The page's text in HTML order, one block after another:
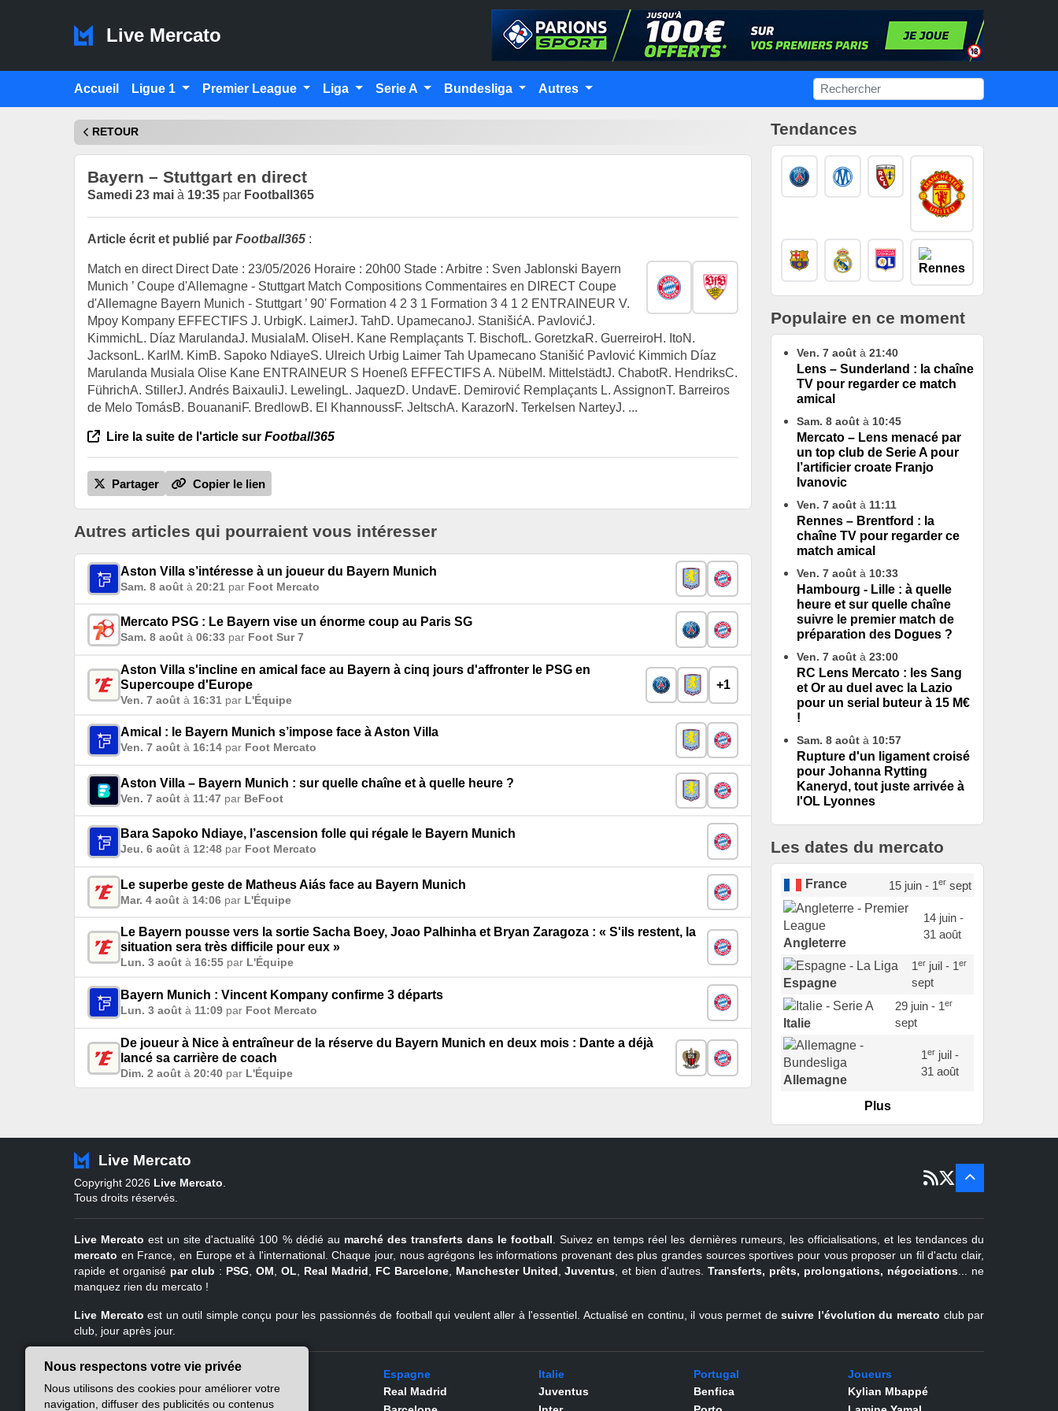
Live Mercato
Accueil Ligue 1 Premier League Liga Serie A Bundesliga Autres
RETOUR
Bayern – Stuttgart en direct
Samedi 23 mai à 19:35 par Football365
Article écrit et publié par Football365 :
Match en direct Direct Date : 23/05/2026 Horaire : 20h00 Stade : Arbitre : Sven Jablonski Bayern
Munich ’ Coupe d'Allemagne - Stuttgart Match Compositions Commentaires en DIRECT Coupe
d'Allemagne Bayern Munich - Stuttgart ’ 90' Formation 4 2 3 1 Formation 3 4 1 2 ENTRAINEUR V.
Mpoy Kompany EFFECTIFS J. UrbigK. LaimerJ. TahD. UpamecanoJ. StanišićA. PavlovićJ.
KimmichL. Díaz MarulandaJ. MusialaM. OliseH. Kane Remplaçants T. BischofL. GoretzkaR. GuerreiroH. ItoN.
JacksonL. KarlM. KimB. Sapoko NdiayeS. Ulreich Urbig Laimer Tah Upamecano Stanišić Pavlović Kimmich Díaz
Marulanda Musiala Olise Kane ENTRAINEUR S Hoeneß EFFECTIFS A. NübelM. MittelstädtJ. ChabotR. HendriksC.
FührichA. StillerJ. Andrés BaixauliJ. LewelingL. JaquezD. UndavE. Demirović Remplaçants L. AssignonT. Barreiros
de Melo TomásB. BouananiF. BredlowB. El KhannoussF. JeltschA. KarazorN. Terkelsen NarteyJ. ...
Lire la suite de l'article sur Football365
Partager Copier le lien
Autres articles qui pourraient vous intéresser
Aston Villa s’intéresse à un joueur du Bayern Munich
Sam. 8 août à 20:21 par Foot Mercato
Mercato PSG : Le Bayern vise un énorme coup au Paris SG
Sam. 8 août à 06:33 par Foot Sur 7
Aston Villa s'incline en amical face au Bayern à cinq jours d'affronter le PSG en
Supercoupe d'Europe
Ven. 7 août à 16:31 par L'Équipe
+1
Amical : le Bayern Munich s’impose face à Aston Villa
Ven. 7 août à 16:14 par Foot Mercato
Aston Villa – Bayern Munich : sur quelle chaîne et à quelle heure ?
Ven. 7 août à 11:47 par BeFoot
Bara Sapoko Ndiaye, l’ascension folle qui régale le Bayern Munich
Jeu. 6 août à 12:48 par Foot Mercato
Le superbe geste de Matheus Aiás face au Bayern Munich
Mar. 4 août à 14:06 par L'Équipe
Le Bayern pousse vers la sortie Sacha Boey, Joao Palhinha et Bryan Zaragoza : « S'ils restent, la
situation sera très difficile pour eux »
Lun. 3 août à 16:55 par L'Équipe
Bayern Munich : Vincent Kompany confirme 3 départs
Lun. 3 août à 11:09 par Foot Mercato
De joueur à Nice à entraîneur de la réserve du Bayern Munich en deux mois : Dante a déjà
lancé sa carrière de coach
Dim. 2 août à 20:40 par L'Équipe
Tendances
Populaire en ce moment
Ven. 7 août à 21:40
Lens – Sunderland : la chaîne
TV pour regarder ce match
amical
Sam. 8 août à 10:45
Mercato – Lens menacé par
un top club de Serie A pour
l’artificier croate Franjo
Ivanovic
Ven. 7 août à 11:11
Rennes – Brentford : la
chaîne TV pour regarder ce
match amical
Ven. 7 août à 10:33
Hambourg - Lille : à quelle
heure et sur quelle chaîne
suivre le premier match de
préparation des Dogues ?
Ven. 7 août à 23:00
RC Lens Mercato : les Sang
et Or au duel avec la Lazio
pour un serial buteur à 15 M€
!
Sam. 8 août à 10:57
Rupture d'un ligament croisé
pour Johanna Rytting
Kaneryd, tout juste arrivée à
l'OL Lyonnes
Les dates du mercato
France 15 juin - 1ersept
Angleterre
14 juin -
31 août
Espagne
1erjuil - 1er
sept
Italie
29 juin - 1er
sept
Allemagne
1erjuil -
31 août
Portugal
15 sept
sept
Turquie
sept
Belgique
er
juil -
31 août
Plus
Live Mercato
Copyright 2026 Live Mercato
Tous droits réservés.
Live Mercato est un site d'actualité 100 % dédié au marché des transferts dans le football . Suivez en temps réel les dernières rumeurs, les officialisations, et les tendances du
mercato en France, en Europe et à l'international. Chaque jour, nous agrégons les informations provenant des plus grandes sources sportives pour vous proposer un fil d'actu clair,
rapide et organisé par club : PSG OM OL Real Madrid FC Barcelone, Manchester United ,Juventus , et bien d'autres.Transferts, prêts, prolongations, négociations ... ne
manquez rien du mercato !
Live Mercato est un outil simple conçu pour les passionnés de football qui veulent aller à l'essentiel. Actualisé en continu, il vous permet desuivre l’évolution du mercato club par
club, jour après jour.
Live Mercato
A propos
Ligue 1
PSG
Espagne
Real Madrid
Italie
Juventus
Portugal
Benfica
Joueurs
Kylian Mbappé
Nous respectons votre vie privée
Nous utilisons des cookies pour améliorer votre
navigation, diffuser des publicités ou contenus